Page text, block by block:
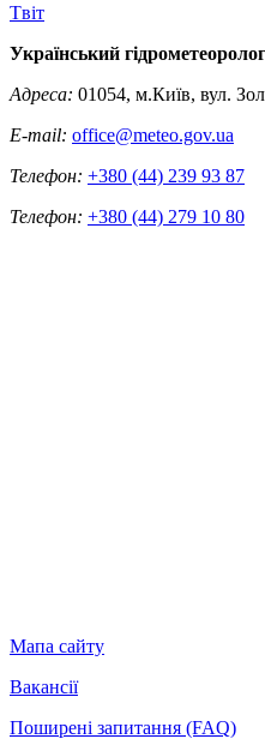
Tвіт
Український
Адреса: 01054, м.Київ, вул.
E-mail: office@meteo.gov.ua
Телефон: +380 (44) 239 93 87
Телефон: +380 (44) 279 10 80
Мапа сайту
Вакансії
Поширені запитання (FAQ)